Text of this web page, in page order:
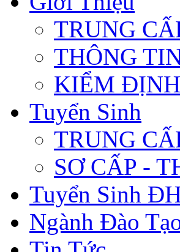
TRUNG
THÔNG
KIỂM
Tuyển Sinh
TRUNG
SƠ CẤP -
Tuyển Sinh
Ngành Đào